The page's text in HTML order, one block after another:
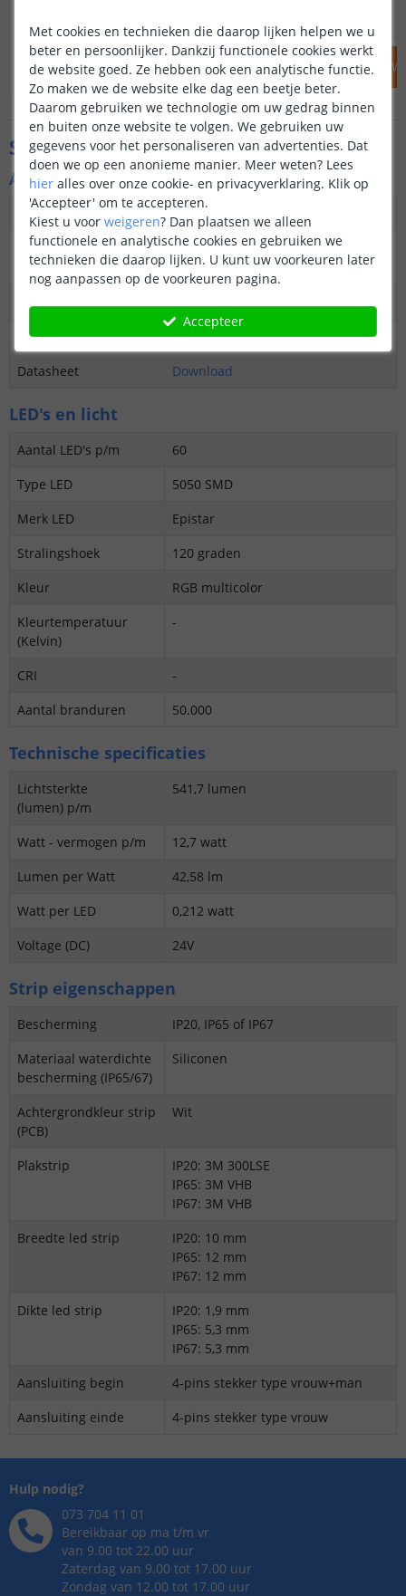
IN WINKELWAGEN IN
Specificaties
Algemene kenmerken
Dimbaar
Ja
3M plakstrip over de
gehele lengte
Ja
Garantie
5 jaar
Op maat te knippen
elke 10 cm
Datasheet
Download
LED's en licht
Aantal LED's p/m
60
Type LED
5050 SMD
Merk LED
Epistar
Stralingshoek
120 graden
Kleur
RGB multicolor
Kleurtemperatuur
(Kelvin)
-
CRI
-
Aantal branduren
50.000
Technische specificaties
Lichtsterkte
(lumen) p/m
541,7 lumen
Watt - vermogen p/m
12,7 watt
Lumen per Watt
42,58 lm
Watt per LED
0,212 watt
Voltage (DC)
24V
Strip eigenschappen
Bescherming
IP20, IP65 of IP67
Materiaal waterdichte
bescherming (IP65/67)
Siliconen
Achtergrondkleur strip
(PCB)
Wit
Plakstrip
IP20: 3M 300LSE
IP65: 3M VHB
IP67: 3M VHB
Breedte led strip
IP20: 10 mm
IP65: 12 mm
IP67: 12 mm
Dikte led strip
IP20: 1,9 mm
IP65: 5,3 mm
IP67: 5,3 mm
Aansluiting begin
4-pins stekker type vrouw+man
Aansluiting einde
4-pins stekker type vrouw
Hulp nodig?
073 704 11 01
Bereikbaar op ma t/m vr
van 9.00 tot 22.00 uur
Zaterdag van 9.00 tot 17.00 uur
Zondag van 12.00 tot 17.00 uur
Met cookies en technieken die daarop lijken helpen we u
beter en persoonlijker. Dankzij functionele cookies werkt
de website goed. Ze hebben ook een analytische functie.
Zo maken we de website elke dag een beetje beter.
Daarom gebruiken we technologie om uw gedrag binnen
en buiten onze website te volgen. We gebruiken uw
gegevens voor het personaliseren van advertenties. Dat
doen we op een anonieme manier. Meer weten? Lees
hier alles over onze cookie- en privacyverklaring. Klik op
'Accepteer' om te accepteren.
Kiest u voor weigeren? Dan plaatsen we alleen
functionele en analytische cookies en gebruiken we
technieken die daarop lijken. U kunt uw voorkeuren later
nog aanpassen op de voorkeuren pagina.
Accepteer